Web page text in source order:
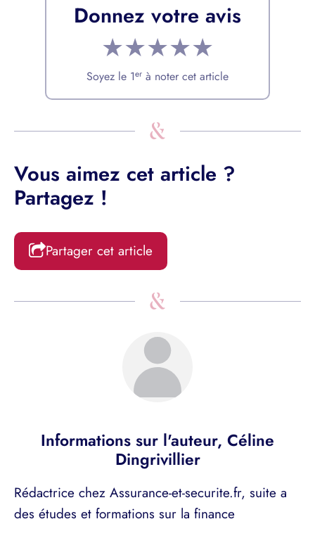
Donnez votre avis
★★★★★
Soyez le 1er à noter cet article
Vous aimez cet article ?
Partagez !
Partager cet article
Informations sur l'auteur, Céline
Dingrivillier
Rédactrice chez Assurance-et-securite.fr, suite a
des études et formations sur la finance